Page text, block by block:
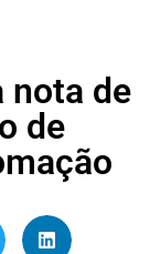
nota de
de